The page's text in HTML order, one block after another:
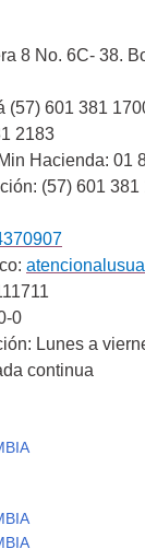
8 No. 6C- 38.
(57) 601 381
2183
Hacienda: 01
(57) 601 381
0
Lunes a
continua